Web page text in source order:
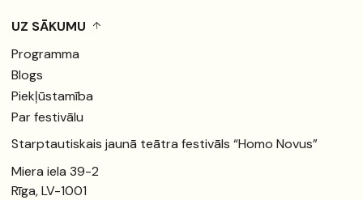
UZ SĀKUMU
Programma
Blogs
Piekļūstamība
Par festivālu
Starptautiskais jaunā teātra festivāls “Homo Novus”
Miera iela 39-2
Rīga, LV-1001